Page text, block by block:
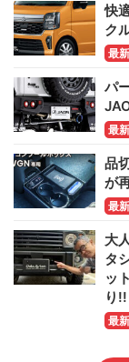
快
ク
最新
パ
最新
品
が
最新
大
タ
ッ
り!!
最新